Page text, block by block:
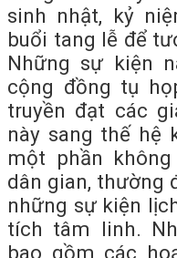
sinh nhật, kỷ
buổi tang lễ để
Những sự kiện
cộng đồng tụ
truyền đạt các
này sang thế hệ
một phần
dân gian, thường
những sự kiện
tích tâm linh.
bao gồm các